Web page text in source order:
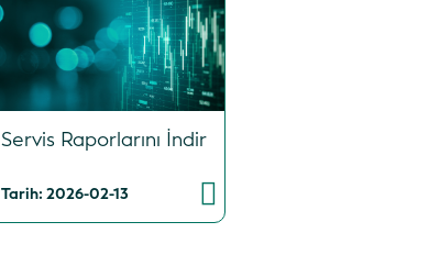
Servis Raporlarını İndir
Tarih: 2026-02-13